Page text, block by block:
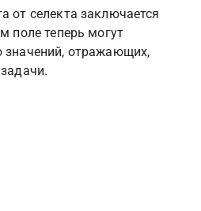
от селекта заключается
поле теперь могут
значений, отражающих,